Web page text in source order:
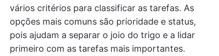
vários critérios para classificar as tarefas. As
opções mais comuns são prioridade e status,
pois ajudam a separar o joio do trigo e a lidar
primeiro com as tarefas mais importantes.